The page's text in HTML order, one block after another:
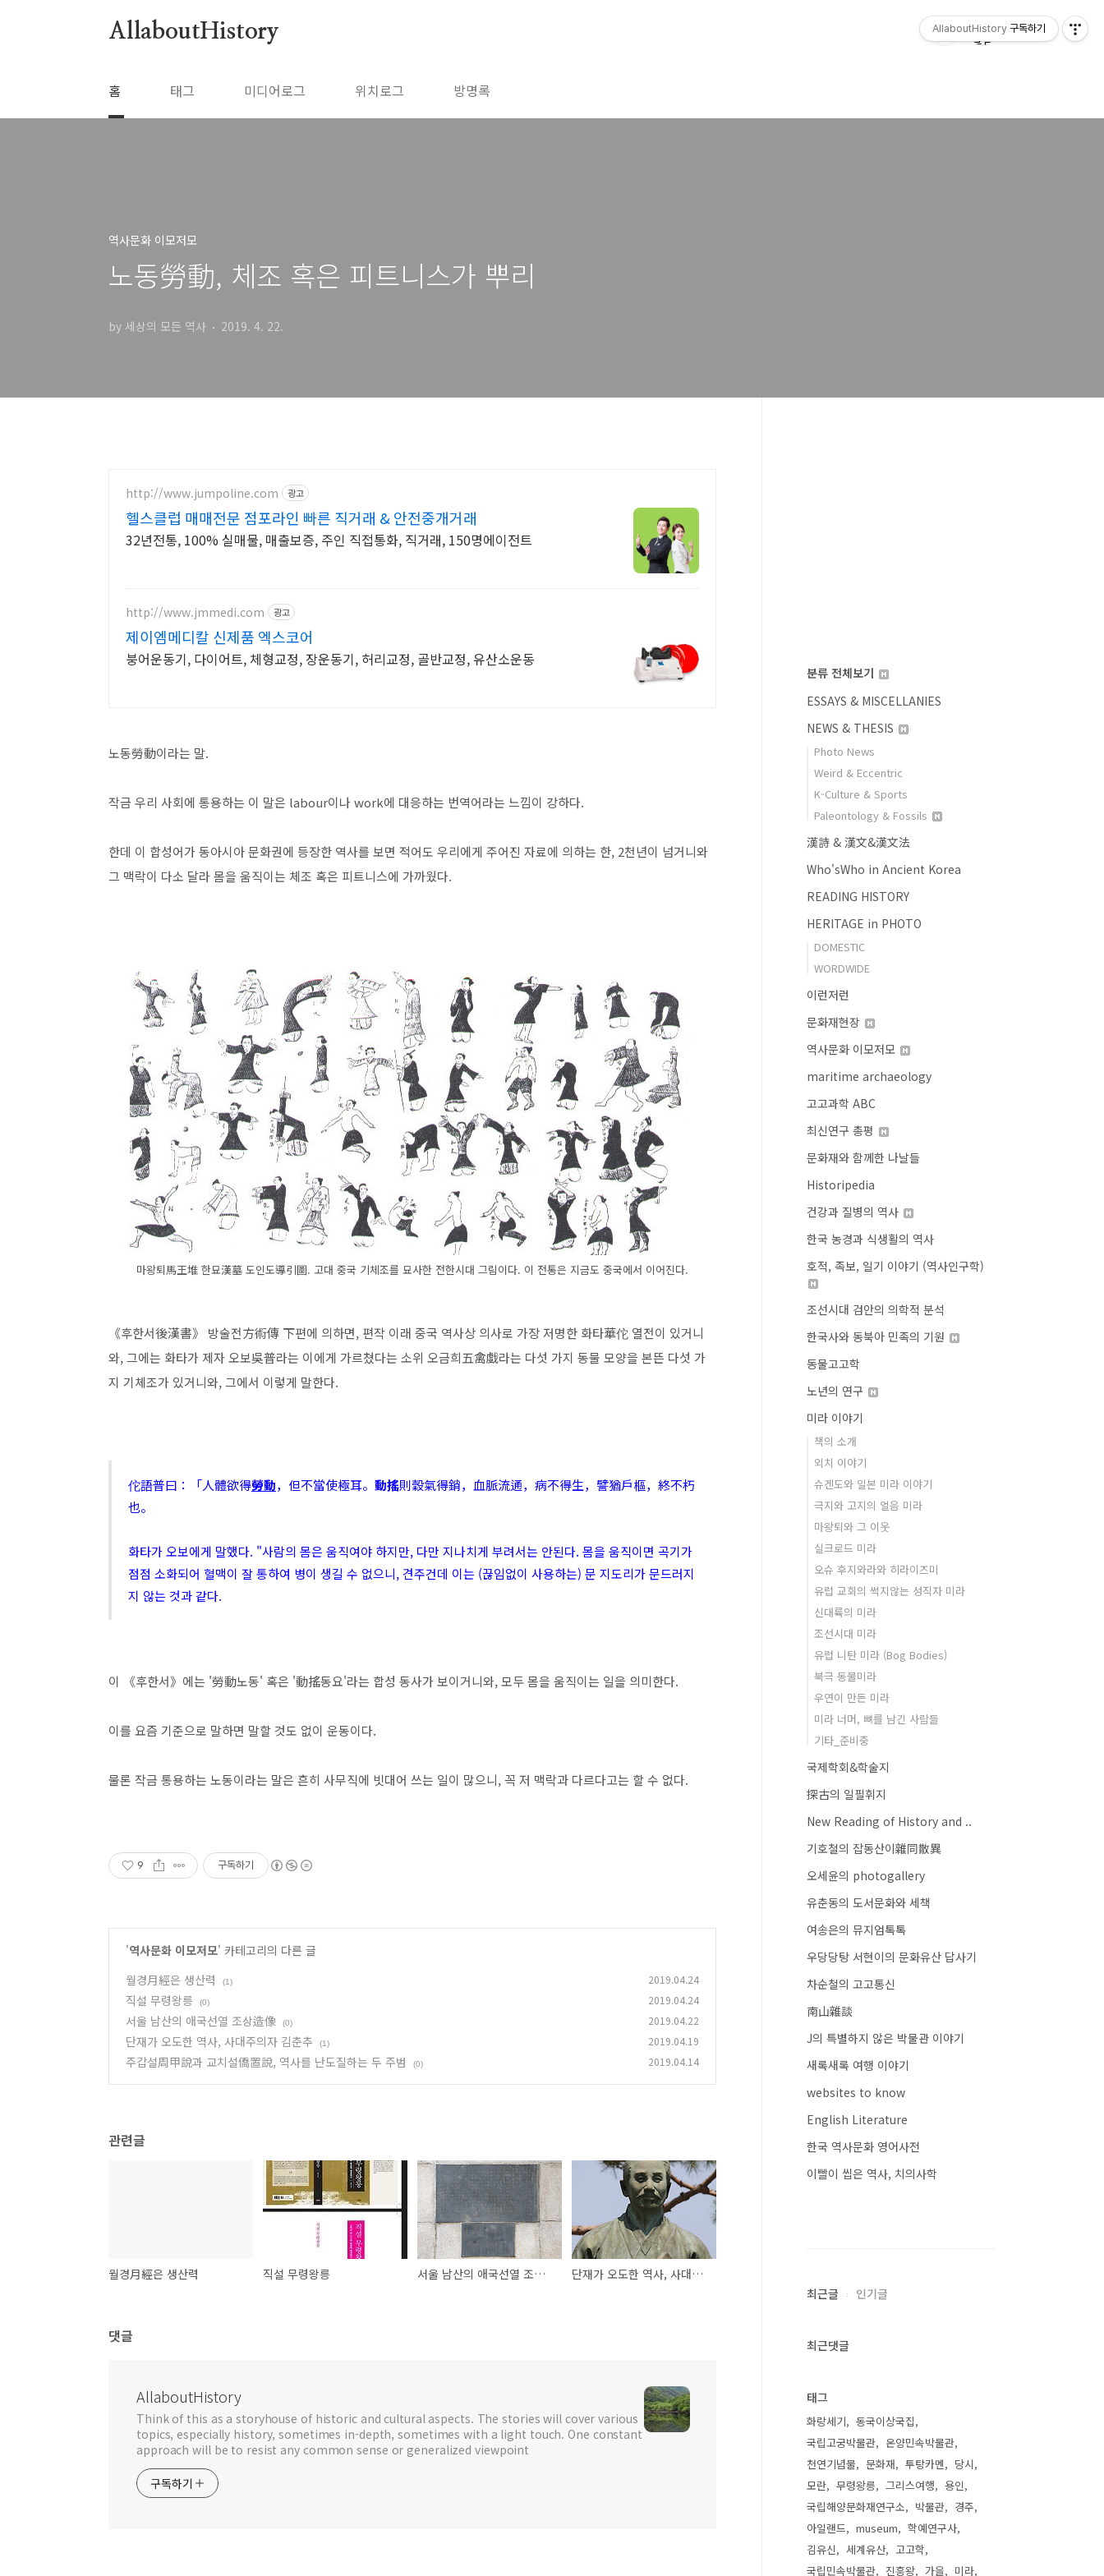
AllaboutHistory
홈 태그 미디어로그 위치로그 방명록
역사문화 이모저모
노동勞動, 체조 혹은 피트니스가 뿌리
by 세상의 모든 역사 2019. 4. 22.
http://www.jumpoline.com 광고
헬스클럽 매매전문 점포라인 빠른 직거래 & 안전중개거래
32년전통, 100% 실매물, 매출보증, 주인 직접통화, 직거래, 150명에이전트
http://www.jmmedi.com 광고
제이엠메디칼 신제품 엑스코어
붕어운동기, 다이어트, 체형교정, 장운동기, 허리교정, 골반교정, 유산소운동
노동勞動이라는 말.
작금 우리 사회에 통용하는 이 말은 labour이나 work에 대응하는 번역어라는 느낌이 강하다.
한데 이 합성어가 동아시아 문화권에 등장한 역사를 보면 적어도 우리에게 주어진 자료에 의하는 한, 2천년이 넘거니와
그 맥락이 다소 달라 몸을 움직이는 체조 혹은 피트니스에 가까웠다.
마왕퇴馬王堆 한묘漢墓 도인도導引圖. 고대 중국 기체조를 묘사한 전한시대 그림이다. 이 전통은 지금도 중국에서 이어진다.
《후한서後漢書》 방술전方術傳 下편에 의하면, 편작 이래 중국 역사상 의사로 가장 저명한 화타華佗 열전이 있거니
와, 그에는 화타가 제자 오보吳普라는 이에게 가르쳤다는 소위 오금희五禽戱라는 다섯 가지 동물 모양을 본뜬 다섯 가
지 기체조가 있거니와, 그에서 이렇게 말한다.
佗語普曰：「人體欲得勞動，但不當使極耳。 動搖則穀氣得銷，血脈流通，病不得生，譬猶戶樞，終不朽
也。
화타가 오보에게 말했다. "사람의 몸은 움직여야 하지만, 다만 지나치게 부려서는 안된다. 몸을 움직이면 곡기가
점점 소화되어 혈맥이 잘 통하여 병이 생길 수 없으니, 견주건데 이는 (끊임없이 사용하는) 문 지도리가 문드러지
지 않는 것과 같다.
이 《후한서》에는 '勞動노동' 혹은 '動搖동요'라는 합성 동사가 보이거니와, 모두 몸을 움직이는 일을 의미한다.
이를 요즘 기준으로 말하면 말할 것도 없이 운동이다.
물론 작금 통용하는 노동이라는 말은 흔히 사무직에 빗대어 쓰는 일이 많으니, 꼭 저 맥락과 다르다고는 할 수 없다.
9 구독하기
'역사문화 이모저모' 카테고리의 다른 글
월경月經은 생산력
(1) 2019.04.24
직설 무령왕릉 (0) 2019.04.24
서울 남산의 애국선열 조상造像 (0) 2019.04.22
단재가 오도한 역사, 사대주의자 김춘추 (1) 2019.04.19
주갑설周甲說과 교치설僑置說, 역사를 난도질하는 두 주범 (0) 2019.04.14
관련글
월경月經은 생산력 직설 무령왕릉 서울 남산의 애국선열 조상造像 단재가 오도한 역사, 사대주의자 김춘추
댓글
AllaboutHistory
Think of this as a storyhouse of historic and cultural aspects. The stories will cover various
topics, especially history, sometimes in-depth, sometimes with a light touch. One constant
approach will be to resist any common sense or generalized viewpoint
구독하기
분류 전체보기
ESSAYS & MISCELLANIES
NEWS & THESIS
Photo News
Weird & Eccentric
K-Culture & Sports
Paleontology & Fossils
漢詩 & 漢文&漢文法
Who'sWho in Ancient Korea
READING HISTORY
HERITAGE in PHOTO
DOMESTIC
WORDWIDE
이런저런
문화재현장
역사문화 이모저모
maritime archaeology
고고과학 ABC
최신연구 총평
문화재와 함께한 나날들
Historipedia
건강과 질병의 역사
한국 농경과 식생활의 역사
호적, 족보, 일기 이야기 (역사인구학)
조선시대 검안의 의학적 분석
한국사와 동북아 민족의 기원
동물고고학
노년의 연구
미라 이야기
책의 소개
외치 이야기
슈겐도와 일본 미라 이야기
극지와 고지의 얼음 미라
마왕퇴와 그 이웃
실크로드 미라
오슈 후지와라와 히라이즈미
유럽 교회의 썩지않는 성직자 미라
신대륙의 미라
조선시대 미라
유럽 니탄 미라 (Bog Bodies)
북극 동물미라
우연이 만든 미라
미라 너머, 뼈를 남긴 사람들
기타_준비중
국제학회&학술지
探古의 일필휘지
New Reading of History and ..
기호철의 잡동산이雜同散異
오세윤의 photogallery
유춘동의 도서문화와 세책
여송은의 뮤지엄톡톡
우당당탕 서현이의 문화유산 답사기
차순철의 고고통신
南山雜談
J의 특별하지 않은 박물관 이야기
새록새록 여행 이야기
websites to know
English Literature
한국 역사문화 영어사전
이빨이 씹은 역사, 치의사학
최근글 인기글
최근댓글
태그
화랑세기
동국이상국집
국립고궁박물관
온양민속박물관
천연기념물
문화재 투탕카멘
당시
모란
무령왕릉 그리스여행
용인
국립해양문화재연구소
박물관
경주
아일랜드
museum
학예연구사
김유신
세계유산
고고학
국립민속박물관
진흥왕 가을 미라
AllaboutHistory 구독하기